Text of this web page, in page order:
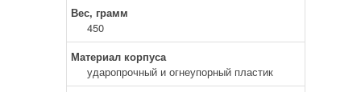
Вес, грамм
450
Материал корпуса
ударопрочный и огнеупорный пластик